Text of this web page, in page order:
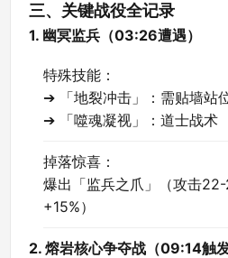
三、关键战役全记录
1. 幽冥监兵（03:26遭遇）
特殊技能：
➔ 「地裂冲击」：需贴墙站
➔ 「噬魂凝视」：道士战术
掉落惊喜：
爆出「监兵之爪」（攻击
+15%）
2. 熔岩核心争夺战（09:14触发